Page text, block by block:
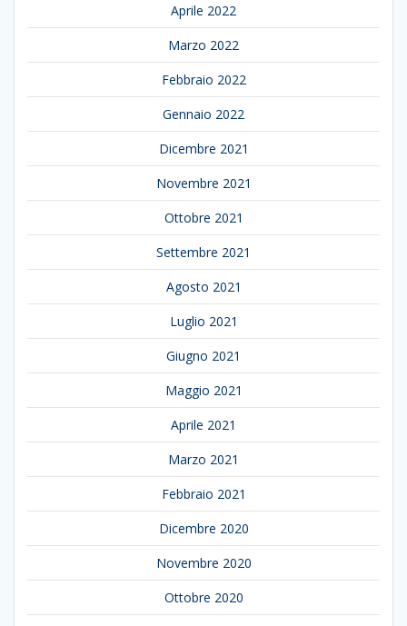
Aprile 2022
Marzo 2022
Febbraio 2022
Gennaio 2022
Dicembre 2021
Novembre 2021
Ottobre 2021
Settembre 2021
Agosto 2021
Luglio 2021
Giugno 2021
Maggio 2021
Aprile 2021
Marzo 2021
Febbraio 2021
Dicembre 2020
Novembre 2020
Ottobre 2020